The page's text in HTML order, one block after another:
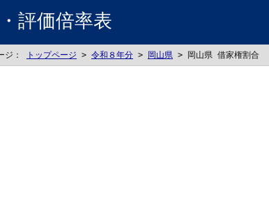
評価倍率表
ジ： トップページ > 令和８年分 > 岡山県 > 岡山県 借家権割合